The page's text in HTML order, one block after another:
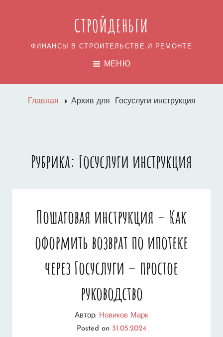
СТРОЙДЕНЬГИ
ФИНАНСЫ В СТРОИТЕЛЬСТВЕ И РЕМОНТЕ
МЕНЮ
Главная Архив для Госуслуги инструкция
Рубрика: Госуслуги инструкция
Пошаговая инструкция – Как
оформить возврат по ипотеке
через Госуслуги – простое
руководство
Автор: Новиков Марк
Posted on 31.05.2024